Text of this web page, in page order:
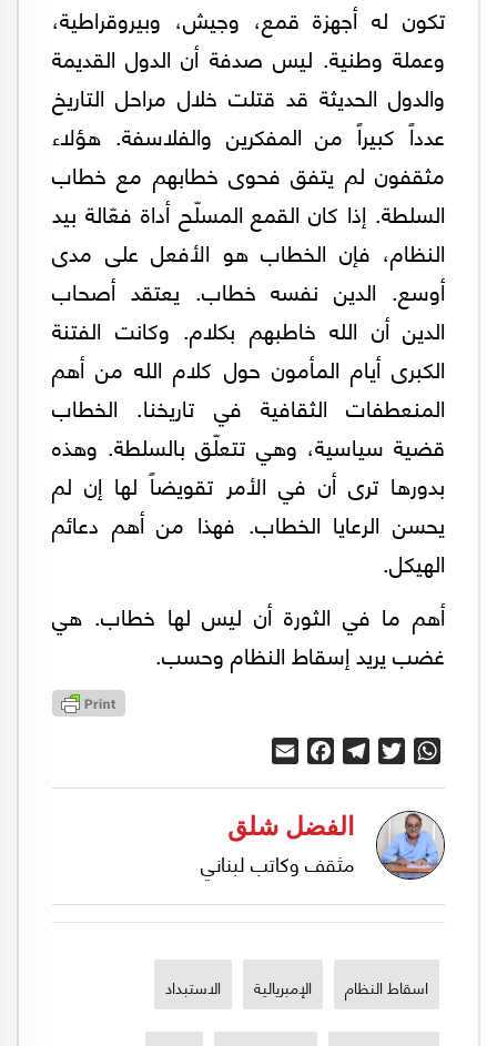
تكون له أجهزة قمع، وجيش، وبيروقراطية،
وعملة وطنية. ليس صدفة أن الدول القديمة
والدول الحديثة قد قتلت خلال مراحل التاريخ
عدداً كبيراً من المفكرين والفلاسفة. هؤلاء
مثقفون لم يتفق فحوى خطابهم مع خطاب
السلطة. إذا كان القمع المسلّح أداة فعّالة بيد
النظام، فإن الخطاب هو الأفعل على مدى
أوسع. الدين نفسه خطاب. يعتقد أصحاب
الدين أن الله خاطبهم بكلام. وكانت الفتنة
الكبرى أيام المأمون حول كلام الله من أهم
المنعطفات الثقافية في تاريخنا. الخطاب
قضية سياسية، وهي تتعلّق بالسلطة. وهذه
بدورها ترى أن في الأمر تقويضاً لها إن لم
يحسن الرعايا الخطاب. فهذا من أهم دعائم
الهيكل.
أهم ما في الثورة أن ليس لها خطاب. هي
غضب يريد إسقاط النظام وحسب.
WhatsApp
Twitter
Telegram
Facebook
الفضل شلق
مثقف وكاتب لبناني
اسقاط النظام الإمبريالية الاستبداد